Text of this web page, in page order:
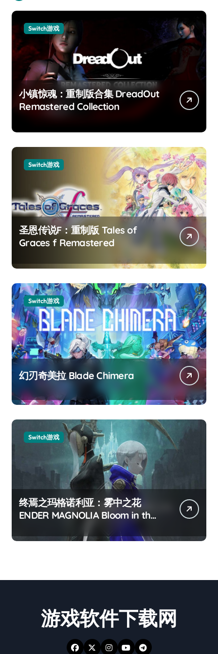
Switch游戏
小镇惊魂：重制版合集 DreadOut
Remastered Collection
Switch游戏
圣恩传说F：重制版 Tales of
Graces f Remastered
Switch游戏
幻刃奇美拉 Blade Chimera
Switch游戏
终焉之玛格诺利亚：雾中之花
ENDER MAGNOLIA Bloom in the
游戏软件下载网